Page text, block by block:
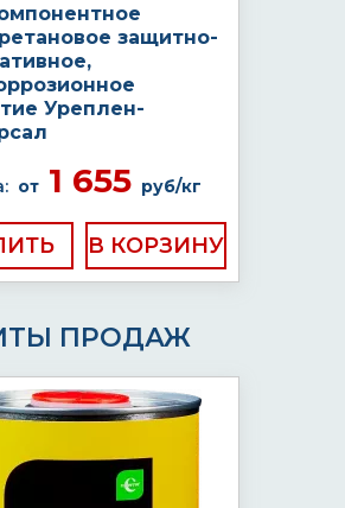
защитно-
Уреплен-
от 1 655 руб/кг
ПРОДАЖ